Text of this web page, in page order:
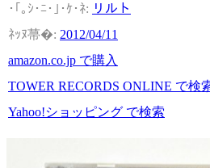
リルト
2012/04/11
amazon.co.jp で購入
TOWER RECORDS ONLINE で検
Yahoo!ショッピング で検索